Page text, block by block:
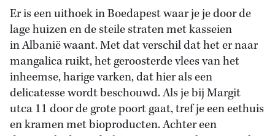
Er is een uithoek in Boedapest waar je je door de
lage huizen en de steile straten met kasseien
in Albanië waant. Met dat verschil dat het er naar
mangalica ruikt, het geroosterde vlees van het
inheemse, harige varken, dat hier als een
delicatesse wordt beschouwd. Als je bij Margit
utca 11 door de grote poort gaat, tref je een eethuis
en kramen met bioproducten. Achter een